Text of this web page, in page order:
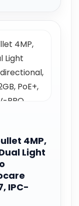
4MP,
Light
IPC-